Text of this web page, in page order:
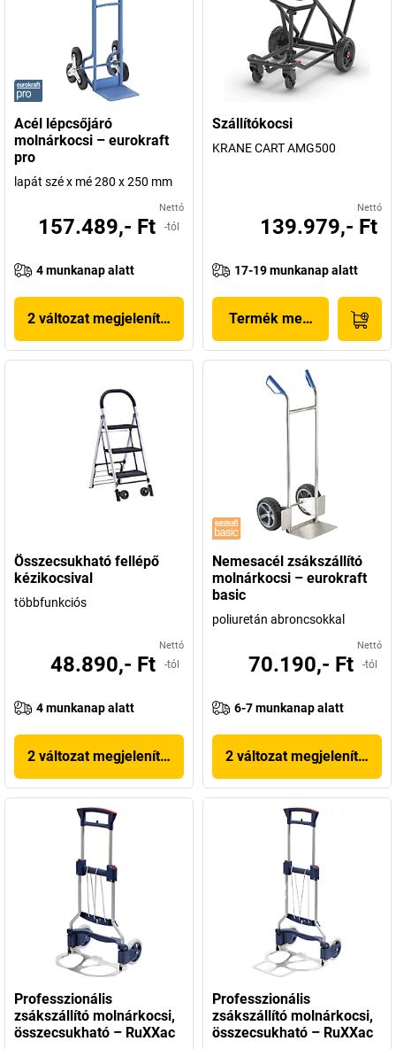
Acél lépcsőjáró
molnárkocsi – eurokraft
pro
lapát szé x mé 280 x 250 mm
Nettó
157.489,- Ft -tól
4 munkanap alatt
2 változat megjelenítése
Szállítókocsi
KRANE CART AMG500
Nettó
139.979,- Ft
17-19 munkanap alatt
Termék megjelenítése
Összecsukható fellépő
kézikocsival
többfunkciós
Nettó
48.890,- Ft -tól
4 munkanap alatt
2 változat megjelenítése
Nemesacél zsákszállító
molnárkocsi – eurokraft
basic
poliuretán abroncsokkal
Nettó
70.190,- Ft -tól
6-7 munkanap alatt
2 változat megjelenítése
Professzionális
zsákszállító molnárkocsi,
összecsukható – RuXXac
Professzionális
zsákszállító molnárkocsi,
összecsukható – RuXXac